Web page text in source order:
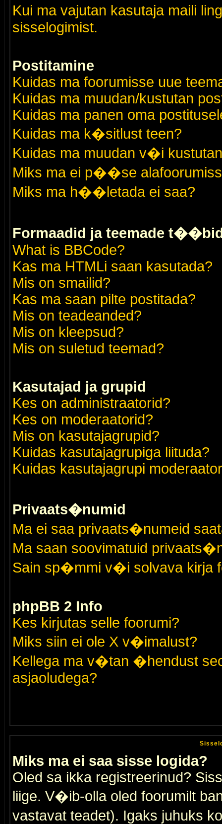
Kui ma vajutan kasutaja maili
sisselogimist.
Postitamine
Kuidas ma foorumisse uue
Kuidas ma muudan/kustutan
Kuidas ma panen oma
Kuidas ma k�sitlust teen?
Kuidas ma muudan v�i
Miks ma ei p��se
Miks ma h��letada ei saa?
Formaadid ja teemade
What is BBCode?
Kas ma HTMLi saan kasutada?
Mis on smailid?
Kas ma saan pilte postitada?
Mis on teadeanded?
Mis on kleepsud?
Mis on suletud teemad?
Kasutajad ja grupid
Kes on administraatorid?
Kes on moderaatorid?
Mis on kasutajagrupid?
Kuidas kasutajagrupiga liituda?
Kuidas kasutajagrupi
Privaats�numid
Ma ei saa privaats�numeid
Ma saan soovimatuid
Sain sp�mmi v�i solvava kirja
phpBB 2 Info
Kes kirjutas selle foorumi?
Miks siin ei ole X v�imalust?
Kellega ma v�tan �hendust
asjaoludega?
Miks ma ei saa sisse logida?
Oled sa ikka registreerinud?
liige. V�ib-olla oled foorumilt
vastavat teadet). Igaks juhuks